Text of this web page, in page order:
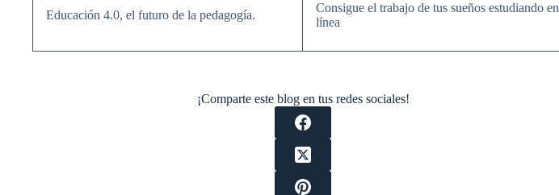
Educación 4.0, el futuro de la pedagogía.
Consigue el trabajo de tus sueños estudiando en
línea
¡Comparte este blog en tus redes sociales!